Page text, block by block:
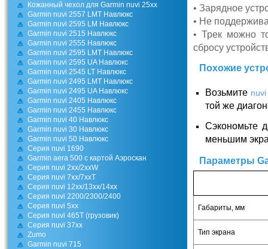
Кожанный чехол для Garmin nuvi 25xx
Garmin nuvi 2557 LMT Навлюкс
Garmin nuvi 2595 LM Навлюкс
Garmin nuvi 2515 Навлюкс
Garmin nuvi 2555 Навлюкс
Garmin nuvi 2595 LMT Навлюкс
Garmin nuvi 2595 UA Навлюкс
Garmin nuvi 2545 LT Навлюкс
Garmin nuvi 2495 LMT Навлюкс
Garmin nuvi 2495 UA Навлюкс
Garmin nuvi 2405 Навлюкс
Garmin nuvi 2455 Навлюкс
Garmin nuvi 40 Навлюкс
Garmin nuvi 30 Навлюкс
Garmin nuvi 50 Навлюкс
Серия nuvi 1690
Garmin aera 500 с картой Аэроскан
Серия nuvi 2хх/2ххW
Серия nuvi 7хх/7ххT
Серия nuvi 12хх/13хх/14хх
Серия nuvi 2200/2300/2400
Cерия nuvi 5хх
Серия nuvi 465T (грузовик)
Серия nuvi 37xx
Zumo
Garmin nuvi 715
• Зарядное
• Не
• Трек можно
сбросу
Похожие
Возьмите nuvi
той же
Сэкономьте
меньшим
Параметры
Габариты, мм
Тип экрана